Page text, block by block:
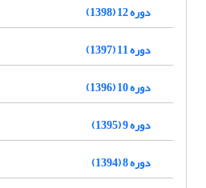
دوره 12 (1398)
دوره 11 (1397)
دوره 10 (1396)
دوره 9 (1395)
دوره 8 (1394)